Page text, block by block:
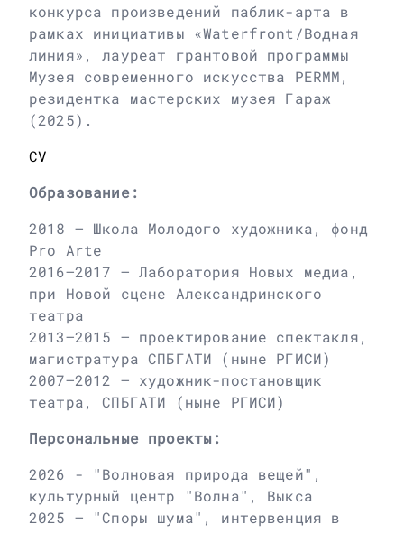
конкурса произведений паблик-арта в
рамках инициативы «Waterfront/Водная
линия», лауреат грантовой программы
Музея современного искусства PERMM,
резидентка мастерских музея Гараж
(2025).
CV
Образование:
2018 – Школа Молодого художника, фонд
Pro Arte
2016–2017 – Лаборатория Новых медиа,
при Новой сцене Александринского
театра
2013–2015 – проектирование спектакля,
магистратура СПБГАТИ (ныне РГИСИ)
2007–2012 – художник-постановщик
театра, СПБГАТИ (ныне РГИСИ)
Персональные проекты:
2026 - "Волновая природа вещей",
культурный центр "Волна", Выкса
2025 – "Споры шума", интервенция в